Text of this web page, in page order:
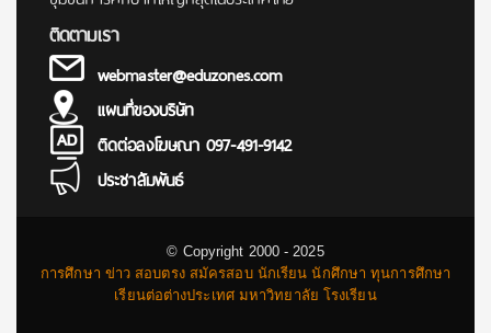
ติดตามเรา
webmaster@eduzones.com
แผนที่ของบริษัท
ติดต่อลงโฆษณา 097-491-9142
ประชาสัมพันธ์
© Copyright 2000 - 2025
การศึกษา ข่าว สอบตรง สมัครสอบ นักเรียน นักศึกษา ทุนการศึกษา
เรียนต่อต่างประเทศ มหาวิทยาลัย โรงเรียน